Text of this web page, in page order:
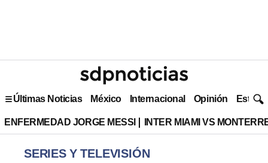
Últimas Noticias México Internacional Opinión Estilo
ENFERMEDAD JORGE MESSI INTER MIAMI VS
SERIES Y TELEVISIÓN